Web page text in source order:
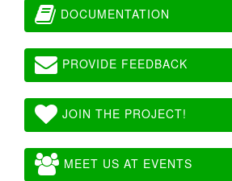
DOCUMENTATION
PROVIDE FEEDBACK
JOIN THE PROJECT!
MEET US AT EVENTS